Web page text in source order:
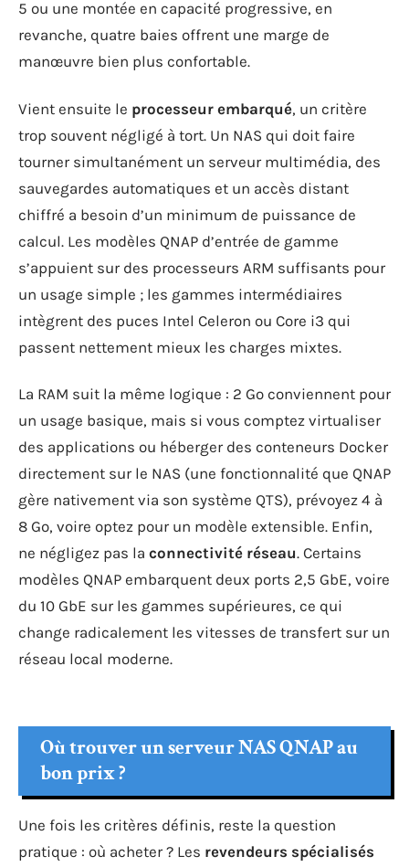
5 ou une montée en capacité progressive, en
revanche, quatre baies offrent une marge de
manœuvre bien plus confortable.
Vient ensuite le processeur embarqué, un critère
trop souvent négligé à tort. Un NAS qui doit faire
tourner simultanément un serveur multimédia, des
sauvegardes automatiques et un accès distant
chiffré a besoin d’un minimum de puissance de
calcul. Les modèles QNAP d’entrée de gamme
s’appuient sur des processeurs ARM suffisants pour
un usage simple ; les gammes intermédiaires
intègrent des puces Intel Celeron ou Core i3 qui
passent nettement mieux les charges mixtes.
La RAM suit la même logique : 2 Go conviennent pour
un usage basique, mais si vous comptez virtualiser
des applications ou héberger des conteneurs Docker
directement sur le NAS (une fonctionnalité que QNAP
gère nativement via son système QTS), prévoyez 4 à
8 Go, voire optez pour un modèle extensible. Enfin,
ne négligez pas la connectivité réseau. Certains
modèles QNAP embarquent deux ports 2,5 GbE, voire
du 10 GbE sur les gammes supérieures, ce qui
change radicalement les vitesses de transfert sur un
réseau local moderne.
Où trouver un serveur NAS QNAP au
bon prix ?
Une fois les critères définis, reste la question
pratique : où acheter ? Les revendeurs spécialisés